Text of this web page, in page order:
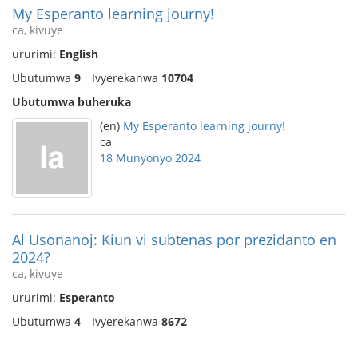
My Esperanto learning journy!
ca, kivuye
ururimi: English
Ubutumwa 9 Ivyerekanwa 10704
Ubutumwa buheruka
(en) My Esperanto learning journy!
ca
18 Munyonyo 2024
Al Usonanoj: Kiun vi subtenas por prezidanto en
2024?
ca, kivuye
ururimi: Esperanto
Ubutumwa 4 Ivyerekanwa 8672